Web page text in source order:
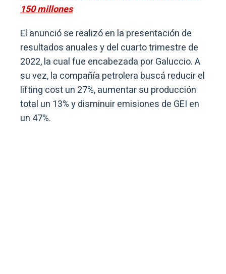
150 millones
El anunció se realizó en la presentación de
resultados anuales y del cuarto trimestre de
2022, la cual fue encabezada por Galuccio. A
su vez, la compañía petrolera buscá reducir el
lifting cost un 27%, aumentar su producción
total un 13% y disminuir emisiones de GEI en
un 47%.